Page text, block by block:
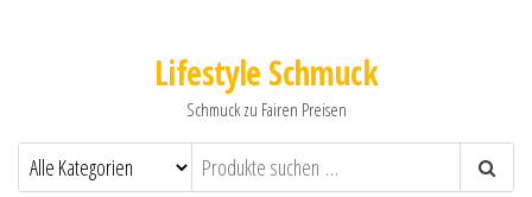
Lifestyle Schmuck
Schmuck zu Fairen Preisen